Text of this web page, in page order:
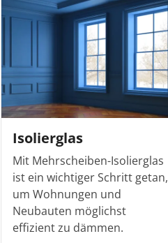
Isolierglas
Mit Mehrscheiben-Isolierglas
ist ein wichtiger Schritt getan,
um Wohnungen und
Neubauten möglichst
effizient zu dämmen.